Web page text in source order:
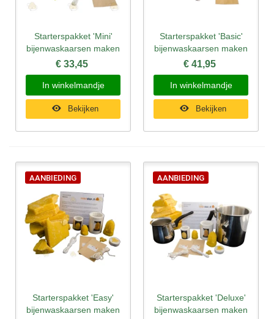
Starterspakket 'Mini'
bijenwaskaarsen maken
€ 33,45
In winkelmandje
Bekijken
Starterspakket 'Basic'
bijenwaskaarsen maken
€ 41,95
In winkelmandje
Bekijken
AANBIEDING
Starterspakket 'Easy'
bijenwaskaarsen maken
AANBIEDING
Starterspakket 'Deluxe'
bijenwaskaarsen maken